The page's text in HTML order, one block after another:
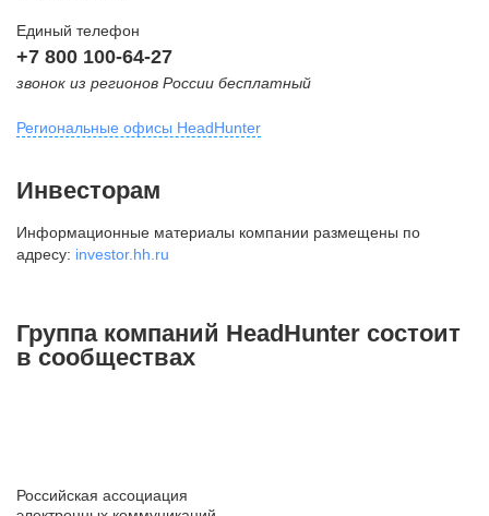
Единый телефон
+7 800 100-64-27
звонок из регионов России бесплатный
Региональные офисы HeadHunter
внутригородская территория
Муниципальный округ Тверской,
2-я Брестская ул., д. 48,
+7 495 980-64-27
ул. Жуковского, д. 19, особняк
Инвесторам
Информационные материалы компании размещены по
адресу: investor.hh.ru
Группа компаний HeadHunter состоит
в сообществах
Российская ассоциация